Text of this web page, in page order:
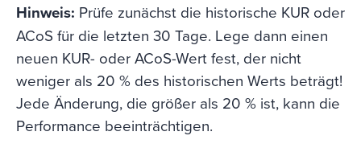
Hinweis: Prüfe zunächst die historische KUR oder
ACoS für die letzten 30 Tage. Lege dann einen
neuen KUR- oder ACoS-Wert fest, der nicht
weniger als 20 % des historischen Werts beträgt!
Jede Änderung, die größer als 20 % ist, kann die
Performance beeinträchtigen.